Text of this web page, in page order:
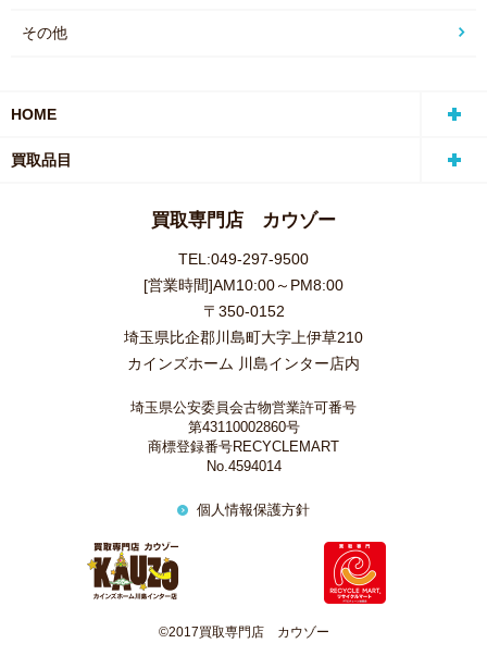
その他
HOME
買取品目
買取専門店 カウゾー
TEL:049-297-9500
[営業時間]AM10:00～PM8:00
〒350-0152
埼玉県比企郡川島町大字上伊草210
カインズホーム 川島インター店内
埼玉県公安委員会古物営業許可番号
第43110002860号
商標登録番号RECYCLEMART
No.4594014
個人情報保護方針
©2017買取専門店 カウゾー